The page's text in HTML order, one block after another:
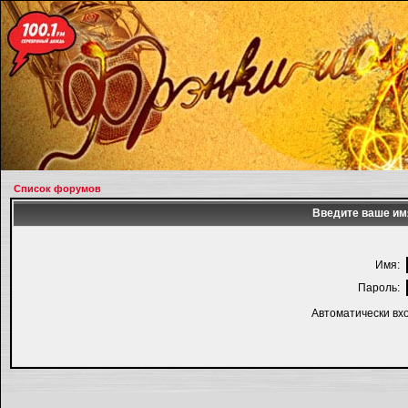
Список форумов
Введите ваше
Имя:
Пароль:
Автоматически